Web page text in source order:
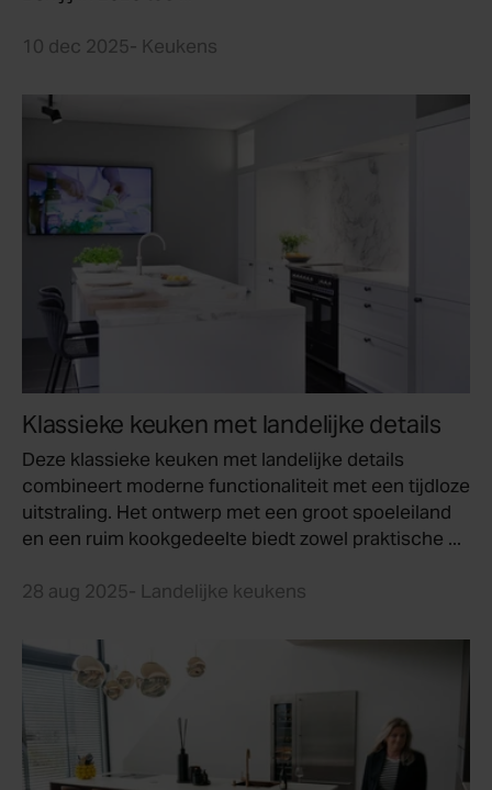
10 dec 2025- Keukens
Klassieke keuken met landelijke details
Deze klassieke keuken met landelijke details
combineert moderne functionaliteit met een tijdloze
uitstraling. Het ontwerp met een groot spoeleiland
en een ruim kookgedeelte biedt zowel praktische ...
28 aug 2025- Landelijke keukens